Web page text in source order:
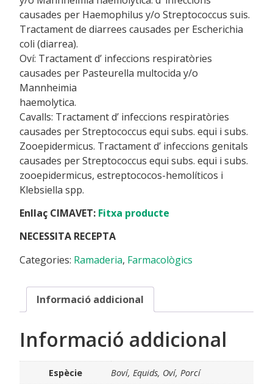
causades per Haemophilus y/o Streptococcus suis.
Tractament de diarrees causades per Escherichia
coli (diarrea).
Oví: Tractament d’ infeccions respiratòries
causades per Pasteurella multocida y/o
Mannheimia
haemolytica.
Cavalls: Tractament d’ infeccions respiratòries
causades per Streptococcus equi subs. equi i subs.
Zooepidermicus. Tractament d’ infeccions genitals
causades per Streptococcus equi subs. equi i subs.
zooepidermicus, estreptococos-hemolíticos i
Klebsiella spp.
Enllaç CIMAVET: Fitxa producte
NECESSITA RECEPTA
Categories: Ramaderia, Farmacològics
Informació addicional
Informació addicional
Espècie
Boví, Equids, Oví, Porcí